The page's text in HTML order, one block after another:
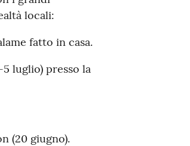
locali:
fatto in casa.
luglio) presso la
(20 giugno).